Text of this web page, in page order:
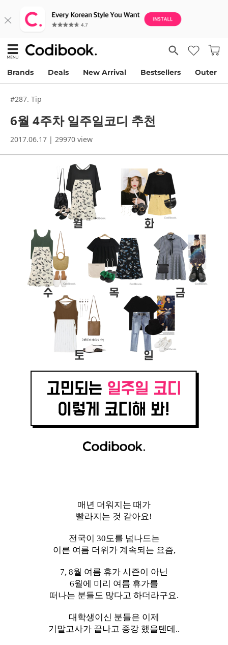
Brands Deals New Arrival Bestsellers Outer
#287. Tip
6월 4주차 일주일코디 추천
2017.06.17 | 29970 view
매년 더워지는 때가
빨라지는 것 같아요!
전국이 30도를 넘나드는
이른 여름 더위가 계속되는 요즘,
7, 8월 여름 휴가 시즌이 아닌
6월에 미리 여름 휴가를
떠나는 분들도 많다고 하더라구요.
대학생이신 분들은 이제
기말고사가 끝나고 종강 했을텐데..